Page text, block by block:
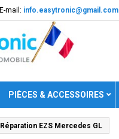
E-mail: info.easytronic@gmail.com
PIÈCES & ACCESSOIRES
EZS Mercedes GL